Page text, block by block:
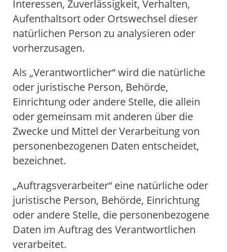
Interessen, Zuverlässigkeit, Verhalten,
Aufenthaltsort oder Ortswechsel dieser
natürlichen Person zu analysieren oder
vorherzusagen.
Als „Verantwortlicher“ wird die natürliche
oder juristische Person, Behörde,
Einrichtung oder andere Stelle, die allein
oder gemeinsam mit anderen über die
Zwecke und Mittel der Verarbeitung von
personenbezogenen Daten entscheidet,
bezeichnet.
„Auftragsverarbeiter“ eine natürliche oder
juristische Person, Behörde, Einrichtung
oder andere Stelle, die personenbezogene
Daten im Auftrag des Verantwortlichen
verarbeitet.